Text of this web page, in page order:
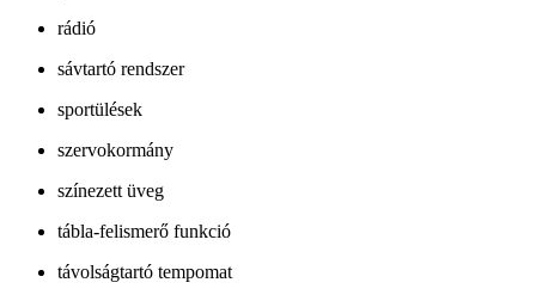
rádió
sávtartó rendszer
sportülések
szervokormány
színezett üveg
tábla-felismerő funkció
távolságtartó tempomat